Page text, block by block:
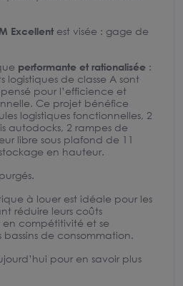
Excellent est visée : gage de
performante et rationalisée :
logistiques de classe A sont
pour l’efficience et
Ce projet bénéfice
logistiques fonctionnelles, 2
autodocks, 2 rampes de
libre sous plafond de 11
en hauteur.
à louer est idéale pour les
réduire leurs coûts
compétitivité et se
de consommation.
pour en savoir plus